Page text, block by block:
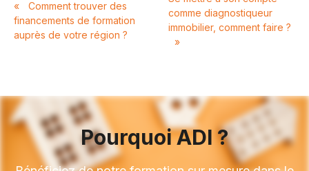
«
Comment trouver des
financements de formation
auprès de votre région ?
comme diagnostiqueur
immobilier, comment faire ?
»
Pourquoi ADI ?